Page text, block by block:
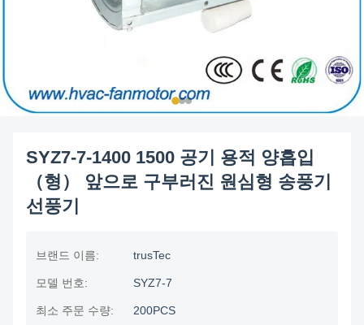
SYZ7-7-1400 1500 공기 용적 양흡입
（형） 앞으로 구부러진 원심형 송풍기
선풍기
브랜드 이름: trusTec
모델 번호: SYZ7-7
최소 주문 수량: 200PCS